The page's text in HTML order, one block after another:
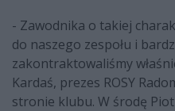
- Zawodnika o takiej
do naszego zespołu i
zakontraktowaliśmy
Kardaś, prezes ROSY
stronie klubu. W środę